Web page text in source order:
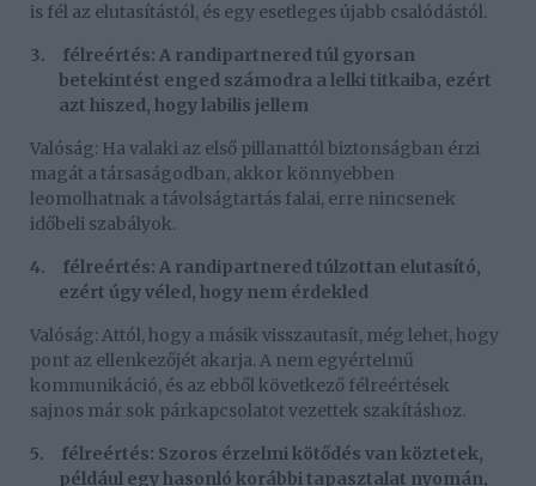
is fél az elutasítástól, és egy esetleges újabb csalódástól.
3.
félreértés: A randipartnered túl gyorsan
betekintést enged számodra a lelki titkaiba, ezért
azt hiszed, hogy labilis jellem
Valóság: Ha valaki az első pillanattól biztonságban érzi
magát a társaságodban, akkor könnyebben
leomolhatnak a távolságtartás falai, erre nincsenek
időbeli szabályok.
4.
félreértés: A randipartnered túlzottan elutasító,
ezért úgy véled, hogy nem érdekled
Valóság: Attól, hogy a másik visszautasít, még lehet, hogy
pont az ellenkezőjét akarja. A nem egyértelmű
kommunikáció, és az ebből következő félreértések
sajnos már sok párkapcsolatot vezettek szakításhoz.
5.
félreértés: Szoros érzelmi kötődés van köztetek,
például egy hasonló korábbi tapasztalat nyomán,